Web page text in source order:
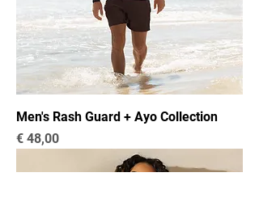
Men's Rash Guard + Ayo Collection
Preço
€ 48,00